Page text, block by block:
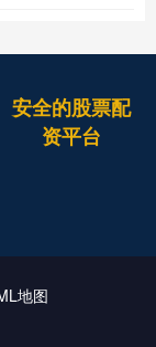
安全的股票配
资平台
地图